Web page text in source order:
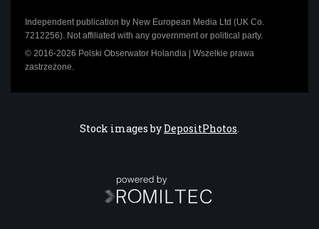
Independent publication by New European Media Ltd (UK Co.
7212256). Not affiliated with any government or political party.
© 2016-2026 Polski Obserwator Holandia | Wszelkie prawa
zastrzeżone.
Stock images byDepositPhotos.